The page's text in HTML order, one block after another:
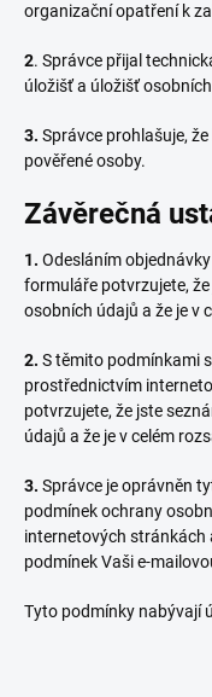
organizační opatření k
2. Správce přijal
úložišť a úložišť
3. Správce prohlašuje,
pověřené osoby.
Závěrečná
1. Odesláním
formuláře potvrzujete,
osobních údajů a že je v
2. S těmito podmínkami
prostřednictvím
potvrzujete, že jste
údajů a že je v celém
3. Správce je oprávněn
podmínek ochrany
internetových stránkách
podmínek Vaši e-
Tyto podmínky nabývají